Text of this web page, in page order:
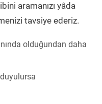
aramanızı yâda
tavsiye ederiz.
olduğundan daha